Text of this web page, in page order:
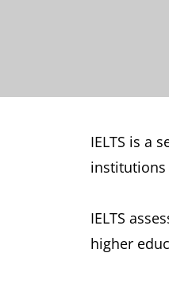
IELTS is a
institutions
IELTS
higher